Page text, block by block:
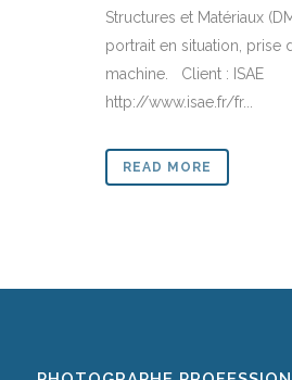
Structures et Matériaux
portrait en situation, prise
machine. Client : ISAE
http://www.isae.fr/fr...
READ MORE